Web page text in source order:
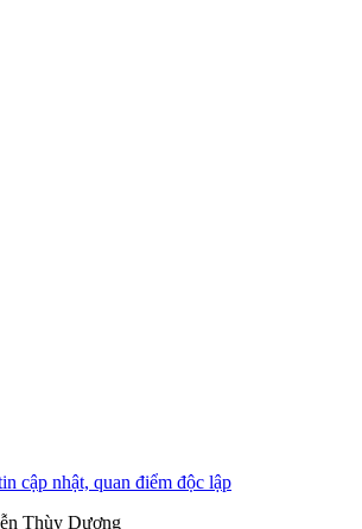
cập nhật, quan điểm độc lập
Thùy Dương